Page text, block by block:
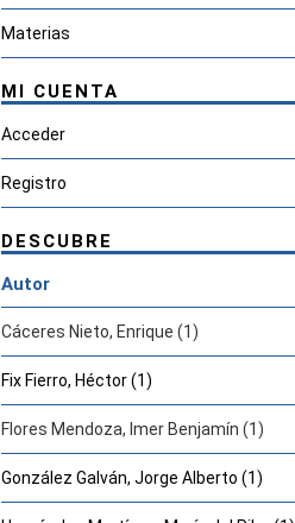
Materias
MI CUENTA
Acceder
Registro
DESCUBRE
Autor
Cáceres Nieto, Enrique (1)
Fix Fierro, Héctor (1)
Flores Mendoza, Imer Benjamín (1)
González Galván, Jorge Alberto (1)